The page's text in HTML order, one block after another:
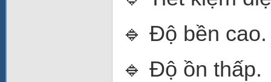
🔹 Độ bền cao.
🔹 Độ ồn thấp.